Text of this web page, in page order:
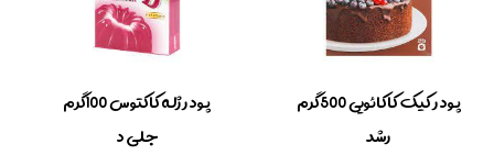
پودر کیک کاکائویی 500گرم
رشد
پودر ژله کاکتوس 100گرم
جلی د